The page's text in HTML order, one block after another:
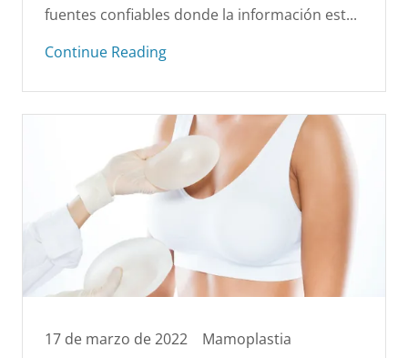
fuentes confiables donde la información est...
Continue Reading
17 de marzo de 2022 Mamoplastia